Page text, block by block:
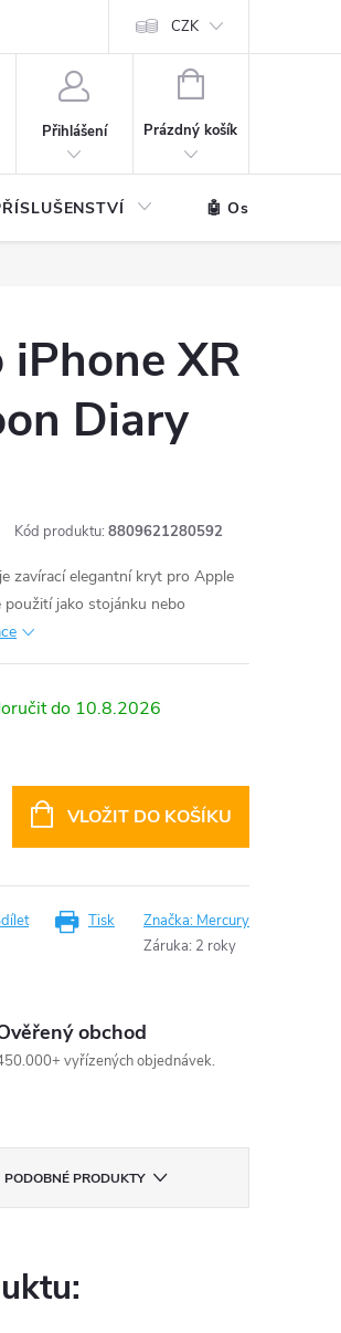
CZK
Přihlášení
NÁKUPNÍ
Prázdný košík
🤖 Ostatní
XR
Diary
Kód produktu: 8809621280592
zavírací elegantní kryt pro Apple
jako stojánku nebo
10.8.2026
VLOŽIT DO KOŠÍKU
Tisk Značka: Mercury
Záruka: 2 roky
obchod
vyřízených objednávek.
PODOBNÉ PRODUKTY